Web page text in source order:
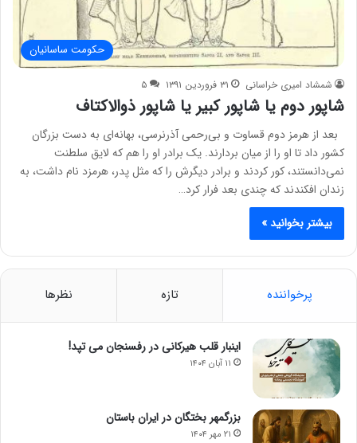
حکومت ساسانیان
شمشاد امیری خراسانی ۳۱ فروردین ۱۳۹۱ ۵
شاپور دوم یا شاپور کبیر یا شاپور ذوالاکتاف
بعد از هرمز دوم قساوت و بی‌رحمی آذرنرسی، بهانه‌ای به دست بزرگان
کشور داد تا او را از میان بردارند. یک برادر او را هم که لایق سلطنت
نمی‌دانستند، کور کردند و برادر دیگرش را که مثل پدر، هرمزد نام داشت، به
زندان افکندند که چندی بعد فرار کرد…
بیشتر بخوانید »
پرخواننده تازه نظرها
اینبار قلب هیرکانی در رفسنجان می تپد!
۱۱ آبان ۱۴۰۴
بزرگمهر بختگان در ایران باستان
۲۱ مهر ۱۴۰۴